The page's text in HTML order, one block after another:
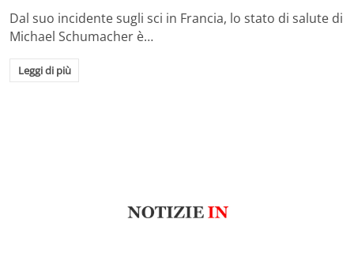
Dal suo incidente sugli sci in Francia, lo stato di salute di
Michael Schumacher è…
Leggi di più